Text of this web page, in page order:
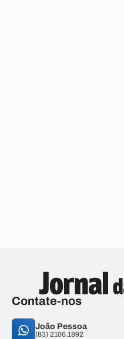
Contate-nos
João Pessoa
(83) 2106.1892